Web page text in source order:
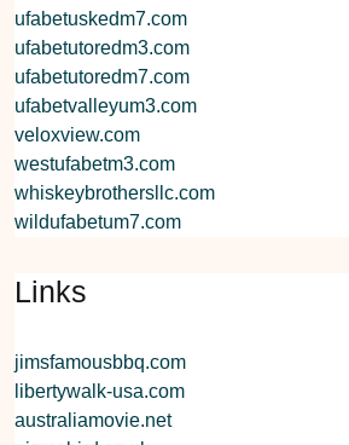
ufabetuskedm7.com
ufabetutoredm3.com
ufabetutoredm7.com
ufabetvalleyum3.com
veloxview.com
westufabetm3.com
whiskeybrothersllc.com
wildufabetum7.com
Links
jimsfamousbbq.com
libertywalk-usa.com
australiamovie.net